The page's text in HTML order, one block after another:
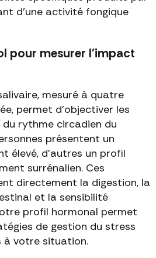
d'une activité fongique
pour mesurer l'impact
mesuré à quatre
permet d'objectiver les
rythme circadien du
présentent un
élevé, d'autres un profil
surrénalien. Ces
directement la digestion, la
et la sensibilité
profil hormonal permet
de gestion du stress
à votre situation.